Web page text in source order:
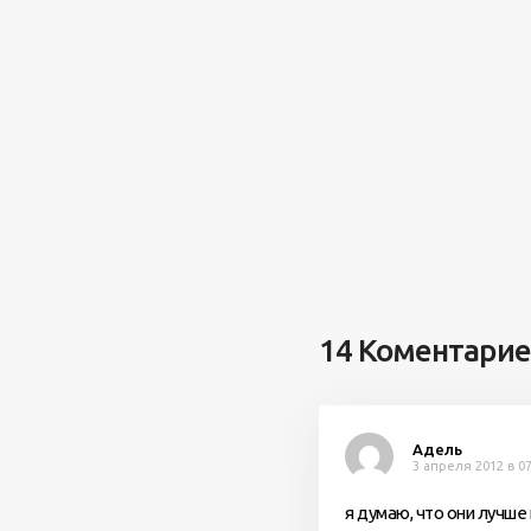
14
Адель
3 апреля 2012 в
я думаю, что они